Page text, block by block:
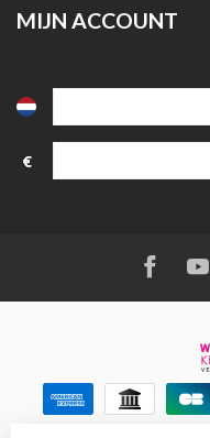
MIJN ACCOUNT
€